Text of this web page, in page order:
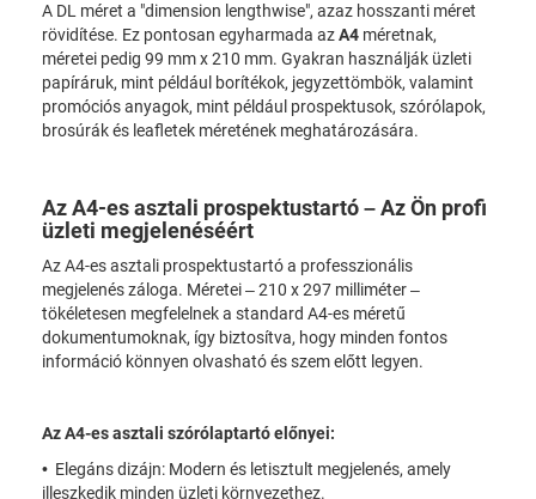
A DL méret a "dimension lengthwise", azaz hosszanti méret
rövidítése. Ez pontosan egyharmada azA4 méretnak,
méretei pedig 99 mm x 210 mm. Gyakran használják üzleti
papíráruk, mint például borítékok, jegyzettömbök, valamint
promóciós anyagok, mint például prospektusok, szórólapok,
brosúrák és leafletek méretének meghatározására.
Az A4-es asztali prospektustartó – Az Ön profi
üzleti megjelenéséért
Az A4-es asztali prospektustartó a professzionális
megjelenés záloga. Méretei – 210 x 297 milliméter –
tökéletesen megfelelnek a standard A4-es méretű
dokumentumoknak, így biztosítva, hogy minden fontos
információ könnyen olvasható és szem előtt legyen.
Az A4-es asztali szórólaptartó előnyei:
• Elegáns dizájn: Modern és letisztult megjelenés, amely
illeszkedik minden üzleti környezethez.